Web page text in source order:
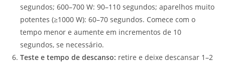
segundos; 600–700 W: 90–110 segundos; aparelhos muito
potentes (≥1000 W): 60–70 segundos. Comece com o
tempo menor e aumente em incrementos de 10
segundos, se necessário.
Teste e tempo de descanso: retire e deixe descansar 1–2